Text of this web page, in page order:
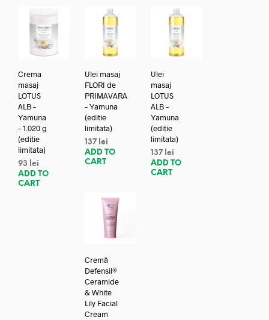
Crema
masaj
LOTUS
ALB –
Yamuna
– 1.020 g
(editie
limitata)
93
lei
ADD TO
CART
Ulei masaj
FLORI de
PRIMAVARA
– Yamuna
(editie
limitata)
137 lei
ADD TO
CART
Ulei
masaj
LOTUS
ALB –
Yamuna
(editie
limitata)
137 lei
ADD TO
CART
Cremă
Defensil®
Ceramide
& White
Lily Facial
Cream